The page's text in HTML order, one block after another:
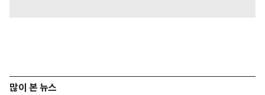
많이 본 뉴스